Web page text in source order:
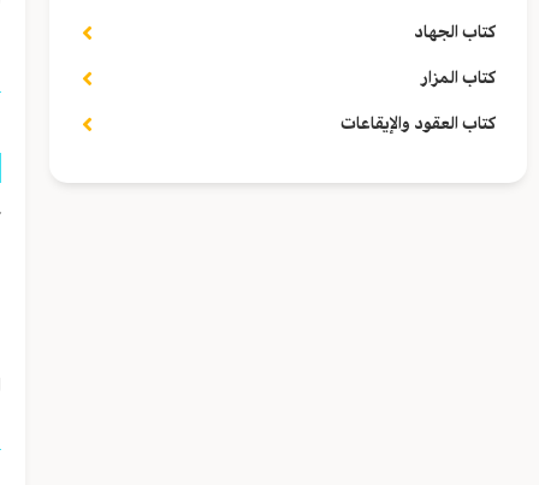
كتاب الجهاد
كتاب المزار
كتاب العقود والإيقاعات